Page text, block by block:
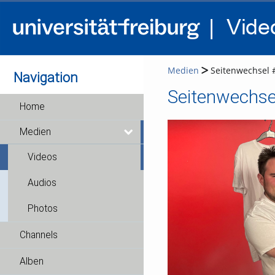
Navigation
Home
Medien
Videos
Audios
Photos
Channels
Alben
Medien Seitenwechsel